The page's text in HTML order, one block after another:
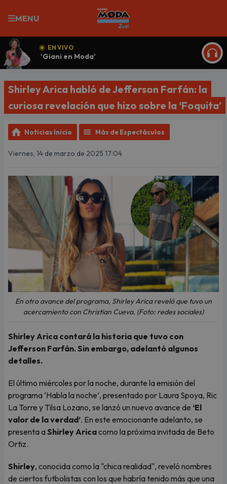
MENU
EN VIVO
'Giani en Moda'
Shirley Arica habló de Jefferson Farfán: la
curiosa revelación que hizo sobre la ‘Foquita’
Noticias Inicio Más de Espectáculos
Viernes, 14 de marzo de 2025 17:04
En otro avance del programa, Shirley Arica reveló que tuvo un
acercamiento con Christian Cueva. (Foto: redes sociales)
Shirley Arica contará la historia que tuvo con
Jefferson Farfán. Sin embargo, adelantó algunos
detalles.
El último miércoles por la noche, durante la emisión del
programa ‘Habla la noche’, presentado por Laura Spoya, Ric
La Torre y Tilsa Lozano, se lanzó un nuevo avance de ‘El
valor de la verdad’. En este emocionante adelanto, se
presenta aShirley Aricacomo la próxima invitada de Beto
Ortiz.
Shirley, conocida como la "chica realidad", reveló nombres
de ciertos futbolistas con los que habría tenido más que una